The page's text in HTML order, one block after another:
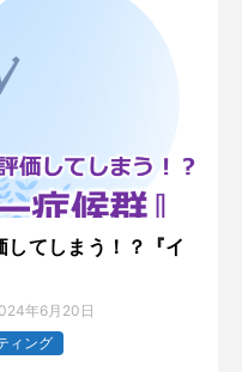
てしまう！？『イ
年6月20日
ィング